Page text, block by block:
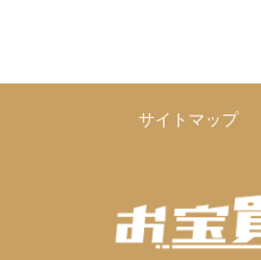
サイトマップ